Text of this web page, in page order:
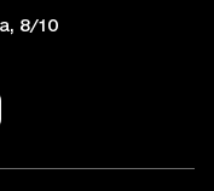
8/10